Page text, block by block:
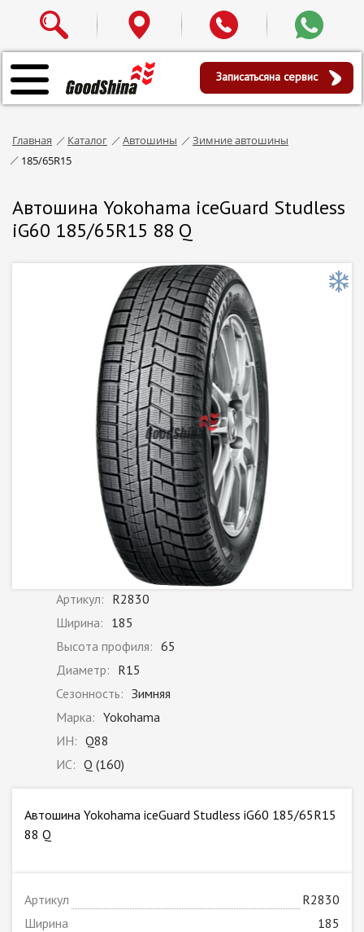
Записатьсяна сервис
Главная Каталог Автошины
Зимние автошины
185/65R15
Автошина Yokohama iceGuard Studless
iG60 185/65R15 88 Q
Артикул: R2830
Ширина: 185
Высота профиля: 65
Диаметр: R15
Сезонность: Зимняя
Марка: Yokohama
ИН: Q88
ИС: Q (160)
Автошина Yokohama iceGuard Studless iG60 185/65R15
88 Q
Артикул
R2830
Ширина
185